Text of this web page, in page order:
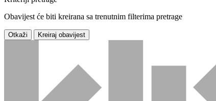
Obavijest će biti kreirana sa trenutnim filterima pretrage
Otkaži Kreiraj obavijest